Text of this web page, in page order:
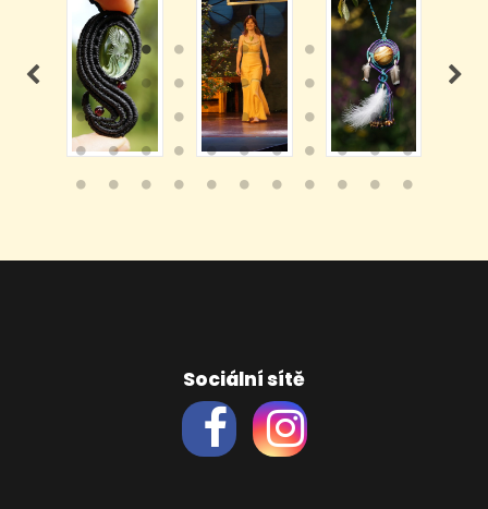
Sociální sítě